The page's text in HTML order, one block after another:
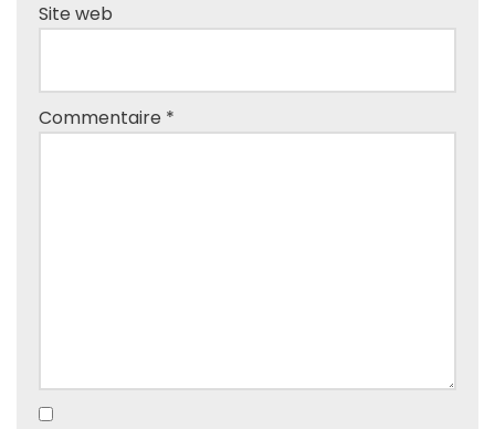
Site web
Commentaire *